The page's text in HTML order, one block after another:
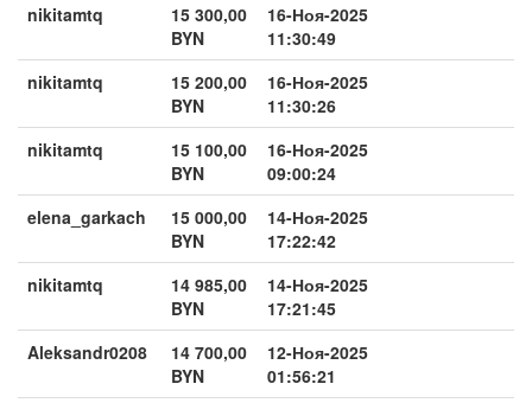
nikitamtq
15 300,00
BYN
16-Ноя-2025
11:30:49
nikitamtq
15 200,00
BYN
16-Ноя-2025
11:30:26
nikitamtq
15 100,00
BYN
16-Ноя-2025
09:00:24
elena_garkach
15 000,00
BYN
14-Ноя-2025
17:22:42
nikitamtq
14 985,00
BYN
14-Ноя-2025
17:21:45
Aleksandr0208
14 700,00
BYN
12-Ноя-2025
01:56:21